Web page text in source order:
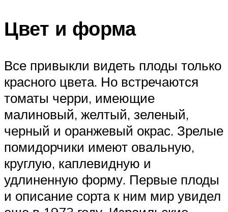
Цвет и форма
Все привыкли видеть плоды только
красного цвета. Но встречаются
томаты черри, имеющие
малиновый, желтый, зеленый,
черный и оранжевый окрас. Зрелые
помидорчики имеют овальную,
круглую, каплевидную и
удлиненную форму. Первые плоды
и описание сорта к ним мир увидел